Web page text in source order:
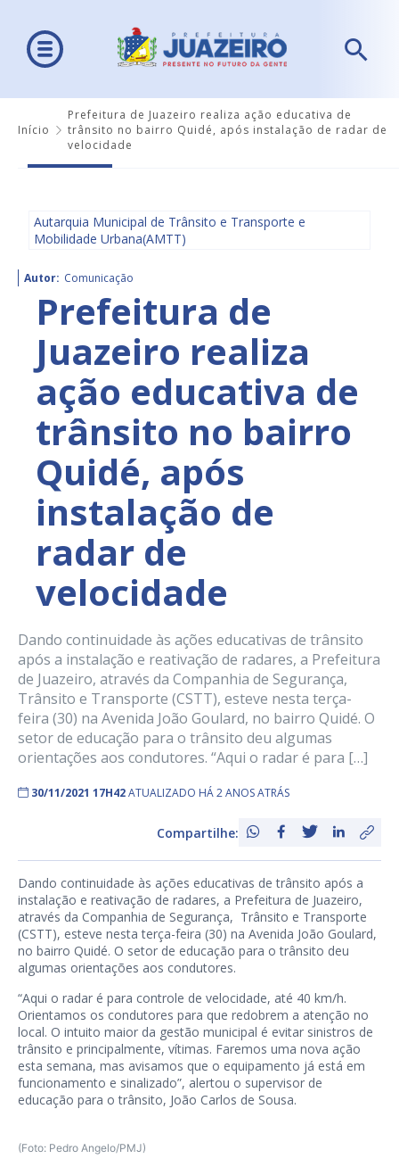
Início
Prefeitura de Juazeiro realiza ação educativa de
trânsito no bairro Quidé, após instalação de radar de
velocidade
Autarquia Municipal de Trânsito e Transporte e
Mobilidade Urbana(AMTT)
Autor: Comunicação
Prefeitura de
Juazeiro realiza
ação educativa de
trânsito no bairro
Quidé, após
instalação de
radar de
velocidade
Dando continuidade às ações educativas de trânsito
após a instalação e reativação de radares, a Prefeitura
de Juazeiro, através da Companhia de Segurança,
Trânsito e Transporte (CSTT), esteve nesta terça-
feira (30) na Avenida João Goulard, no bairro Quidé. O
setor de educação para o trânsito deu algumas
orientações aos condutores. “Aqui o radar é para […]
30/11/2021 17H42ATUALIZADO HÁ 2 ANOS ATRÁS
Compartilhe:
Dando continuidade às ações educativas de trânsito após a
instalação e reativação de radares, a Prefeitura de Juazeiro,
através da Companhia de Segurança, Trânsito e Transporte
(CSTT), esteve nesta terça-feira (30) na Avenida João Goulard,
no bairro Quidé. O setor de educação para o trânsito deu
algumas orientações aos condutores.
“Aqui o radar é para controle de velocidade, até 40 km/h.
Orientamos os condutores para que redobrem a atenção no
local. O intuito maior da gestão municipal é evitar sinistros de
trânsito e principalmente, vítimas. Faremos uma nova ação
esta semana, mas avisamos que o equipamento já está em
funcionamento e sinalizado”, alertou o supervisor de
educação para o trânsito, João Carlos de Sousa.
(Foto: Pedro Angelo/PMJ)